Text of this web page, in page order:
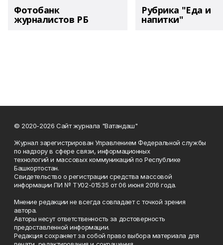
Фотобанк
журналистов РБ
Рубрика "Еда и
напитки"
© 2020-2026 Сайт журнала "Ватандаш"
Журнал зарегистрирован Управлением Федеральной службы
по надзору в сфере связи, информационных
технологий и массовых коммуникаций по Республике
Башкортостан.
Свидетельство о регистрации средства массовой
информации ПИ № ТУ02-01535 от 06 июня 2016 года.
Мнение редакции не всегда совпадает с точкой зрения
автора.
Авторы несут ответственность за достоверность
предоставленной информации.
Редакция сохраняет за собой право выбора материала для